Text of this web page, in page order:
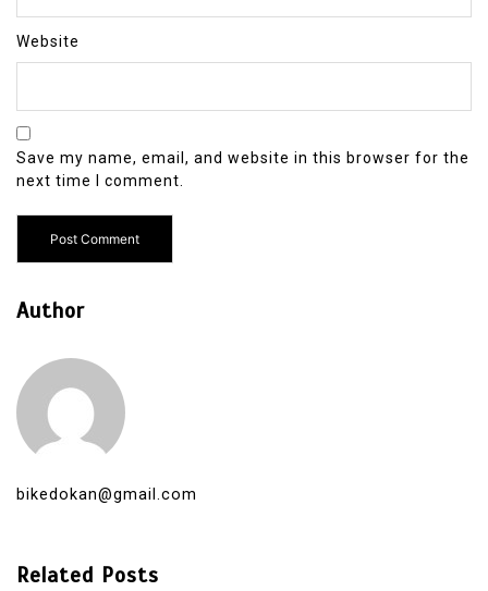
Website
Save my name, email, and website in this browser for the
next time I comment.
Author
bikedokan@gmail.com
Related Posts